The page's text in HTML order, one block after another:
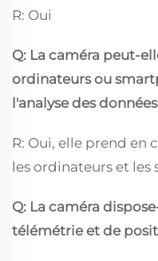
R: Oui
Q: La caméra peut-
ordinateurs ou
l'analyse des
R: Oui, elle prend en
les ordinateurs et les
Q: La caméra
télémétrie et de